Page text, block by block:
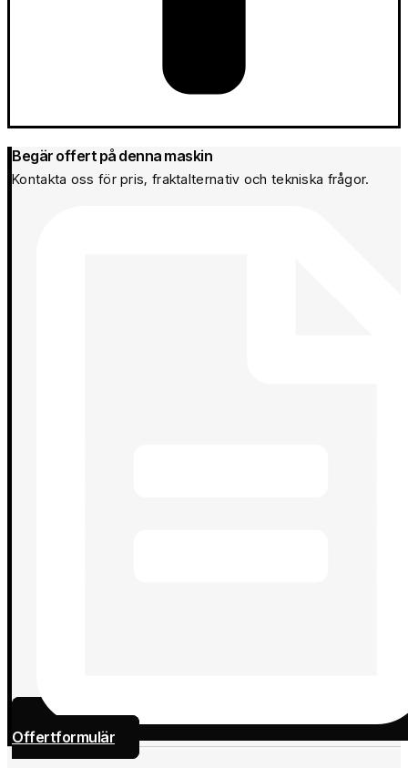
Begär offert på denna maskin
Kontakta oss för pris, fraktalternativ och tekniska frågor.
Offertformulär